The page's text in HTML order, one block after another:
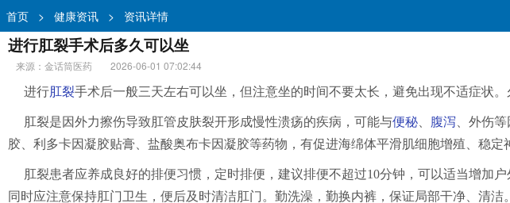
首页 > 健康资讯 > 资讯详情
进行肛裂手术后多久可以坐
来源：金话筒医药
2026-06-01 07:02:44
进行肛裂手术后一般三天左右可以坐，但注意坐的时间不要太长，避免出现不适症状
肛裂是因外力擦伤导致肛管皮肤裂开形成慢性溃疡的疾病，可能与便秘 腹泻 、外伤
胶、利多卡因凝胶贴膏、盐酸奥布卡因凝胶等药物，有促进海绵体平滑肌细胞增殖、稳定
肛裂患者应养成良好的排便习惯，定时排便，建议排便不超过10分钟，可以适当增加
同时应注意保持肛门卫生，便后及时清洁肛门。勤洗澡，勤换内裤，保证局部干净、清洁。